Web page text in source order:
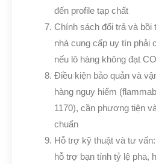
đến profile tạp chất
Chính sách đổi trả và
nhà cung cấp uy tín phải
nếu lô hàng không đạt
Điều kiện bảo quản và
hàng nguy hiểm
1170), cần phương tiện
chuẩn
Hỗ trợ kỹ thuật và tư
hỗ trợ bạn tính tỷ lệ pha,